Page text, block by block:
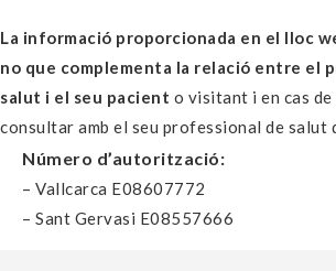
La informació proporcionada en el lloc
no que complementa la relació entre el
salut i el seu pacient o visitant i en cas de
consultar amb el seu professional de salut
Número d’autorització:
– Vallcarca E08607772
– Sant Gervasi E08557666